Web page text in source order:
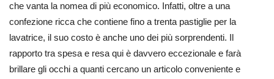
che vanta la nomea di più economico. Infatti, oltre a una
confezione ricca che contiene fino a trenta pastiglie per la
lavatrice, il suo costo è anche uno dei più sorprendenti. Il
rapporto tra spesa e resa qui è davvero eccezionale e farà
brillare gli occhi a quanti cercano un articolo conveniente e